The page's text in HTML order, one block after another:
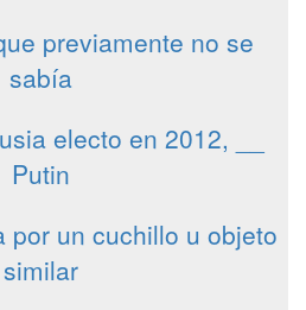
previamente no se
sabía
electo en 2012, __
Putin
por un cuchillo u objeto
similar